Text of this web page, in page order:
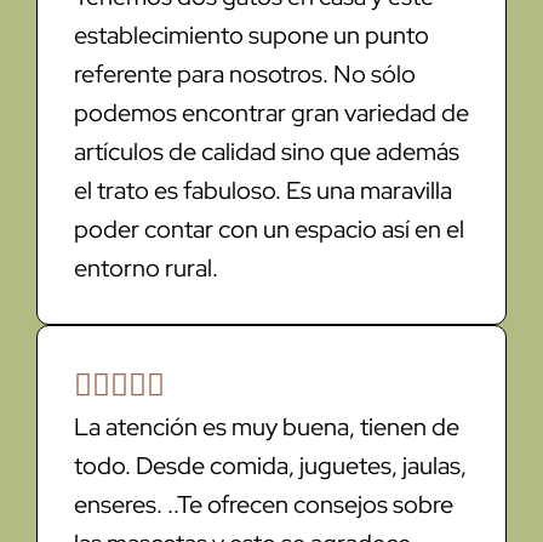
establecimiento supone un punto
referente para nosotros. No sólo
podemos encontrar gran variedad de
artículos de calidad sino que además
el trato es fabuloso. Es una maravilla
poder contar con un espacio así en el
entorno rural.
    
La atención es muy buena, tienen de
todo. Desde comida, juguetes, jaulas,
enseres. ..Te ofrecen consejos sobre